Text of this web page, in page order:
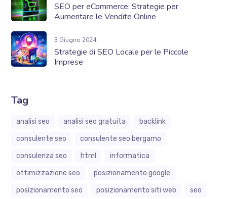
SEO per eCommerce: Strategie per
Aumentare le Vendite Online
3 Giugno 2024
Strategie di SEO Locale per le Piccole
Imprese
Tag
analisi seo analisi seo gratuita
backlink
consulente seo
consulente seo bergamo
consulenza seo
html
informatica
ottimizzazione seo
posizionamento google
posizionamento seo
posizionamento siti web
seo